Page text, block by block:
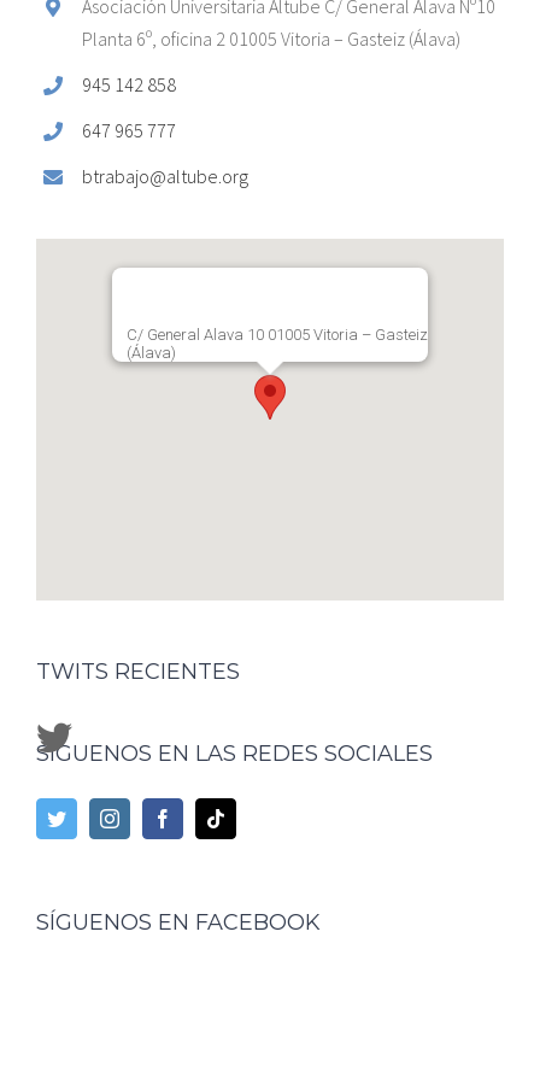
Asociación Universitaria Altube C/ General Alava Nº10
Planta 6º, oficina 2 01005 Vitoria – Gasteiz (Álava)
945 142 858
647 965 777
btrabajo@altube.org
C/ General Alava 10 01005 Vitoria – Gasteiz
(Álava)
TWITS RECIENTES
SÍGUENOS EN LAS REDES SOCIALES
SÍGUENOS EN FACEBOOK